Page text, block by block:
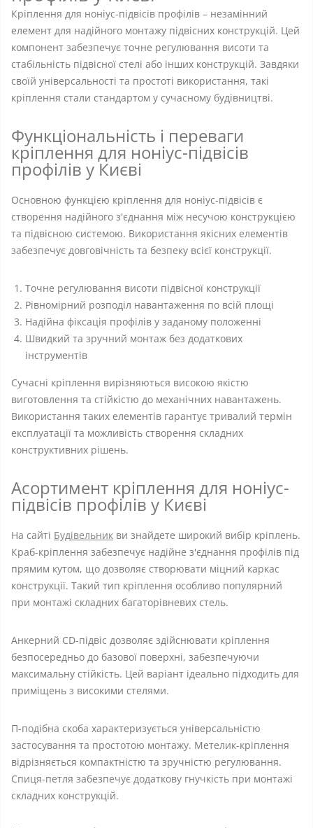
Кріплення для ноніус-підвісів профілів – незамінний
елемент для надійного монтажу підвісних конструкцій. Цей
компонент забезпечує точне регулювання висоти та
стабільність підвісної стелі або інших конструкцій. Завдяки
своїй універсальності та простоті використання, такі
кріплення стали стандартом у сучасному будівництві.
Функціональність і переваги
кріплення для ноніус-підвісів
профілів у Києві
Основною функцією кріплення для ноніус-підвісів є
створення надійного з'єднання між несучою конструкцією
та підвісною системою. Використання якісних елементів
забезпечує довговічність та безпеку всієї конструкції.
Точне регулювання висоти підвісної конструкції
Рівномірний розподіл навантаження по всій площі
Надійна фіксація профілів у заданому положенні
Швидкий та зручний монтаж без додаткових
інструментів
Сучасні кріплення вирізняються високою якістю
виготовлення та стійкістю до механічних навантажень.
Використання таких елементів гарантує тривалий термін
експлуатації та можливість створення складних
конструктивних рішень.
Асортимент кріплення для ноніус-
підвісів профілів у Києві
На сайті Будівельник ви знайдете широкий вибір кріплень.
Краб-кріплення забезпечує надійне з'єднання профілів під
прямим кутом, що дозволяє створювати міцний каркас
конструкції. Такий тип кріплення особливо популярний
при монтажі складних багаторівневих стель.
Анкерний CD-підвіс дозволяє здійснювати кріплення
безпосередньо до базової поверхні, забезпечуючи
максимальну стійкість. Цей варіант ідеально підходить для
приміщень з високими стелями.
П-подібна скоба характеризується універсальністю
застосування та простотою монтажу. Метелик-кріплення
відрізняється компактністю та зручністю регулювання.
Спиця-петля забезпечує додаткову гнучкість при монтажі
складних конструкцій.